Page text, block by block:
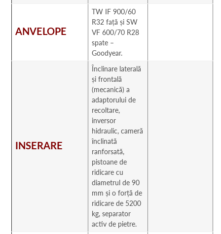
ANVELOPE
TW IF 900/60
R32 față și SW
VF 600/70 R28
spate –
Goodyear.
INSERARE
Înclinare laterală
și frontală
(mecanică) a
adaptorului de
recoltare,
inversor
hidraulic, cameră
înclinată
ranforsată,
pistoane de
ridicare cu
diametrul de 90
mm și o forță de
ridicare de 5200
kg, separator
activ de pietre.